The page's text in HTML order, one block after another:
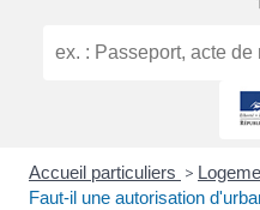
Accueil particuliers >
Faut-il une autorisation